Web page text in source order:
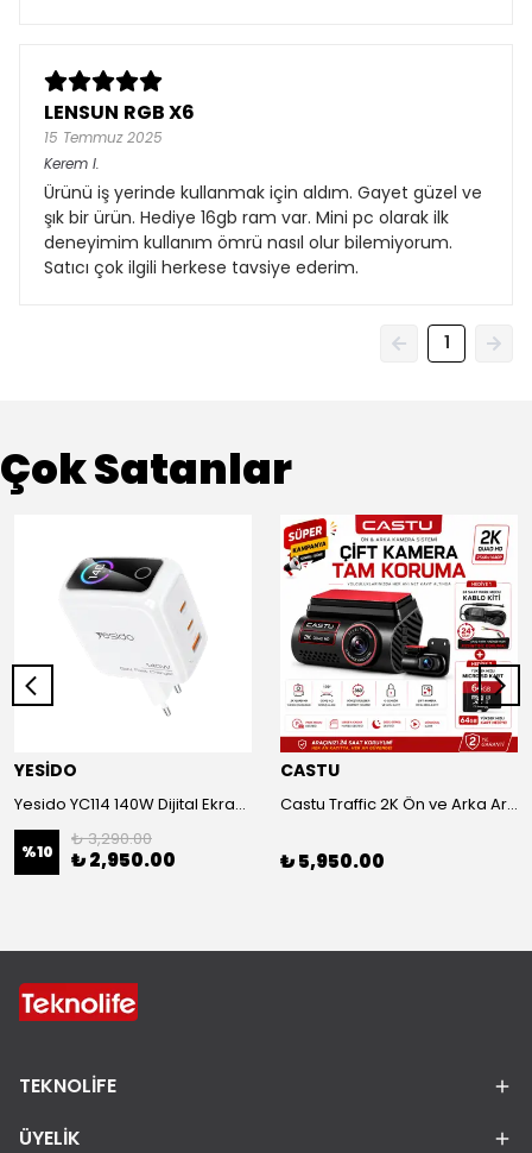
LENSUN RGB X6
15 Temmuz 2025
Kerem I.
Ürünü iş yerinde kullanmak için aldım. Gayet güzel ve
şık bir ürün. Hediye 16gb ram var. Mini pc olarak ilk
deneyimim kullanım ömrü nasıl olur bilemiyorum.
Satıcı çok ilgili herkese tavsiye ederim.
1
Çok Satanlar
YESİDO
Yesido YC114 140W Dijital Ekranlı PD Hızlı Şarj Aleti - Beyaz
%10
₺ 3,290.00
₺ 2,950.00
CASTU
Castu Traffic 2K Ön ve Arka Araç kamerası 2 hediyeli VE Sepette 2000₺ ANINDA İNDİRİM
₺ 5,950.00
TEKNOLİFE
ÜYELİK